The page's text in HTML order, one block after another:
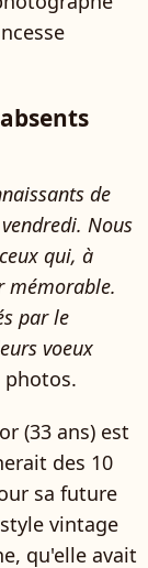
de
Nous
qui, à
mémorable.
par le
voeux
photos.
(33 ans) est
des 10
sa future
vintage
qu'elle avait